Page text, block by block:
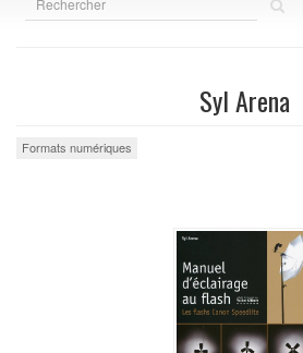
Syl Arena
Formats numériques